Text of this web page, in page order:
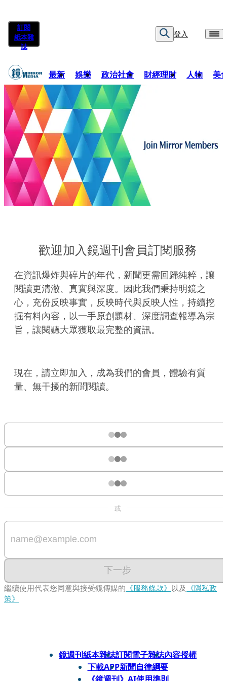
訂閱
紙本雜
誌
登入
最新 娛樂 政治社會 財經理財 人物 美
歡迎加入鏡週刊會員訂閱服務
在資訊爆炸與碎片的年代，新聞更需回歸純粹，讓
閱讀更清澈、真實與深度。因此我們秉持明鏡之
心，充份反映事實，反映時代與反映人性，持續挖
掘有料內容，以一手原創題材、深度調查報導為宗
旨，讓閱聽大眾獲取最完整的資訊。
現在，請立即加入，成為我們的會員，體驗有質
量、無干擾的新聞閱讀。
或
下一步
繼續使用代表您同意與接受鏡傳媒的 《服務條款》 以及 《隱私政
策》
鏡週刊紙本雜誌訂閱電子雜誌內容授權
下載APP新聞自律綱要